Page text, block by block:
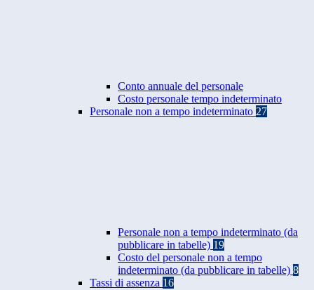
Conto annuale del personale
Costo personale tempo indeterminato
Personale non a tempo indeterminato 27
Personale non a tempo indeterminato (da
pubblicare in tabelle) 19
Costo del personale non a tempo
indeterminato (da pubblicare in tabelle) 8
Tassi di assenza 16